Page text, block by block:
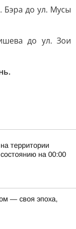
Бэра до ул. Мусы
до ул. Зои
территории
на 00:00
— своя эпоха,